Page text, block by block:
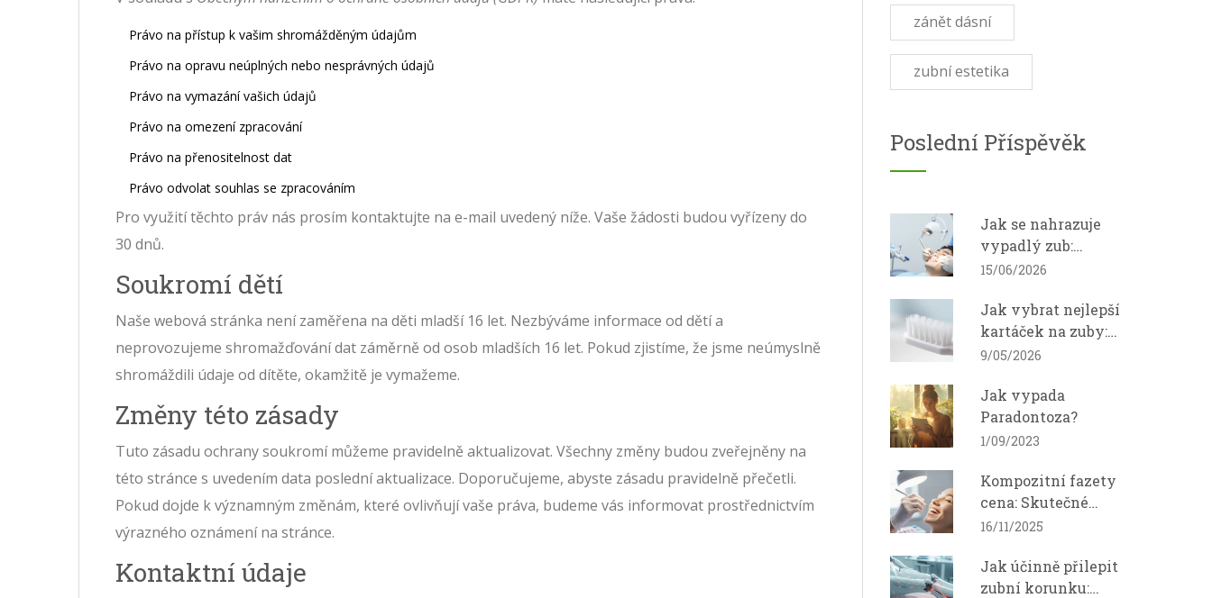
Právo na přístup k vašim shromážděným údajům
Právo na opravu neúplných nebo nesprávných údajů
Právo na vymazání vašich údajů
Právo na omezení zpracování
Právo na přenositelnost dat
Právo odvolat souhlas se zpracováním
Pro využití těchto práv nás prosím kontaktujte na e-mail uvedený níže. Vaše žádosti budou vyřízeny do
30 dnů.
Soukromí dětí
Naše webová stránka není zaměřena na děti mladší 16 let. Nezbýváme informace od dětí a
neprovozujeme shromažďování dat záměrně od osob mladších 16 let. Pokud zjistíme, že jsme neúmyslně
shromáždili údaje od dítěte, okamžitě je vymažeme.
Změny této zásady
Tuto zásadu ochrany soukromí můžeme pravidelně aktualizovat. Všechny změny budou zveřejněny na
této stránce s uvedením data poslední aktualizace. Doporučujeme, abyste zásadu pravidelně přečetli.
Pokud dojde k významným změnám, které ovlivňují vaše práva, budeme vás informovat prostřednictvím
výrazného oznámení na stránce.
Kontaktní údaje
zánět dásní
zubní estetika
Poslední Příspěvěk
Jak se nahrazuje
vypadlý zub:
Kompozitní onlay
15/06/2026
Jak vybrat nejlepší
kartáček na zuby:
Proč Curaprox vede v
9/05/2026
Jak vypada
Paradontoza?
1/09/2023
Kompozitní fazety
cena: Skutečné
náklady na krásný
16/11/2025
Jak účinně přilepit
zubní korunku: